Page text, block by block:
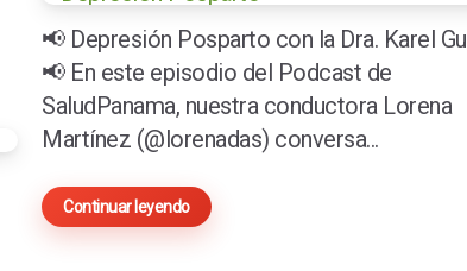
📢 Depresión Posparto con la Dra. Karel
📢 En este episodio del Podcast de
SaludPanama, nuestra conductora Lorena
Martínez (@lorenadas) conversa...
Continuar leyendo